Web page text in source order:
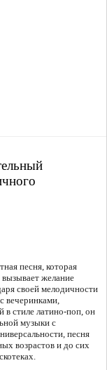
песня, которая
желание
своей мелодичности
вечеринками,
стиле латино-поп, он
музыки с
песня
возрастов и до сих